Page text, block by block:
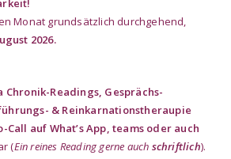
Monat grundsätzlich durchgehend,
2026.
Chronik-Readings, Gesprächs-
& Reinkarnationstheraupie
Call auf What’s App, teams oder auch
(Ein reines Reading gerne auch schriftlich).